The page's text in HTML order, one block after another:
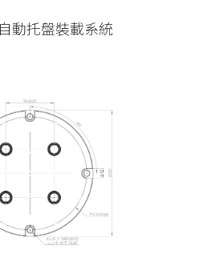
62型
150型
原點定位客製化
自動氣壓虎鉗
虎鉗配件
動托盤裝載系統